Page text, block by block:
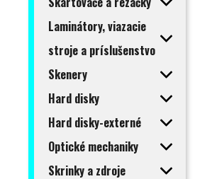
Laminátory, viazacie
stroje a príslušenstvo
Skenery
Hard disky
Hard disky-externé
Optické mechaniky
Skrinky a zdroje